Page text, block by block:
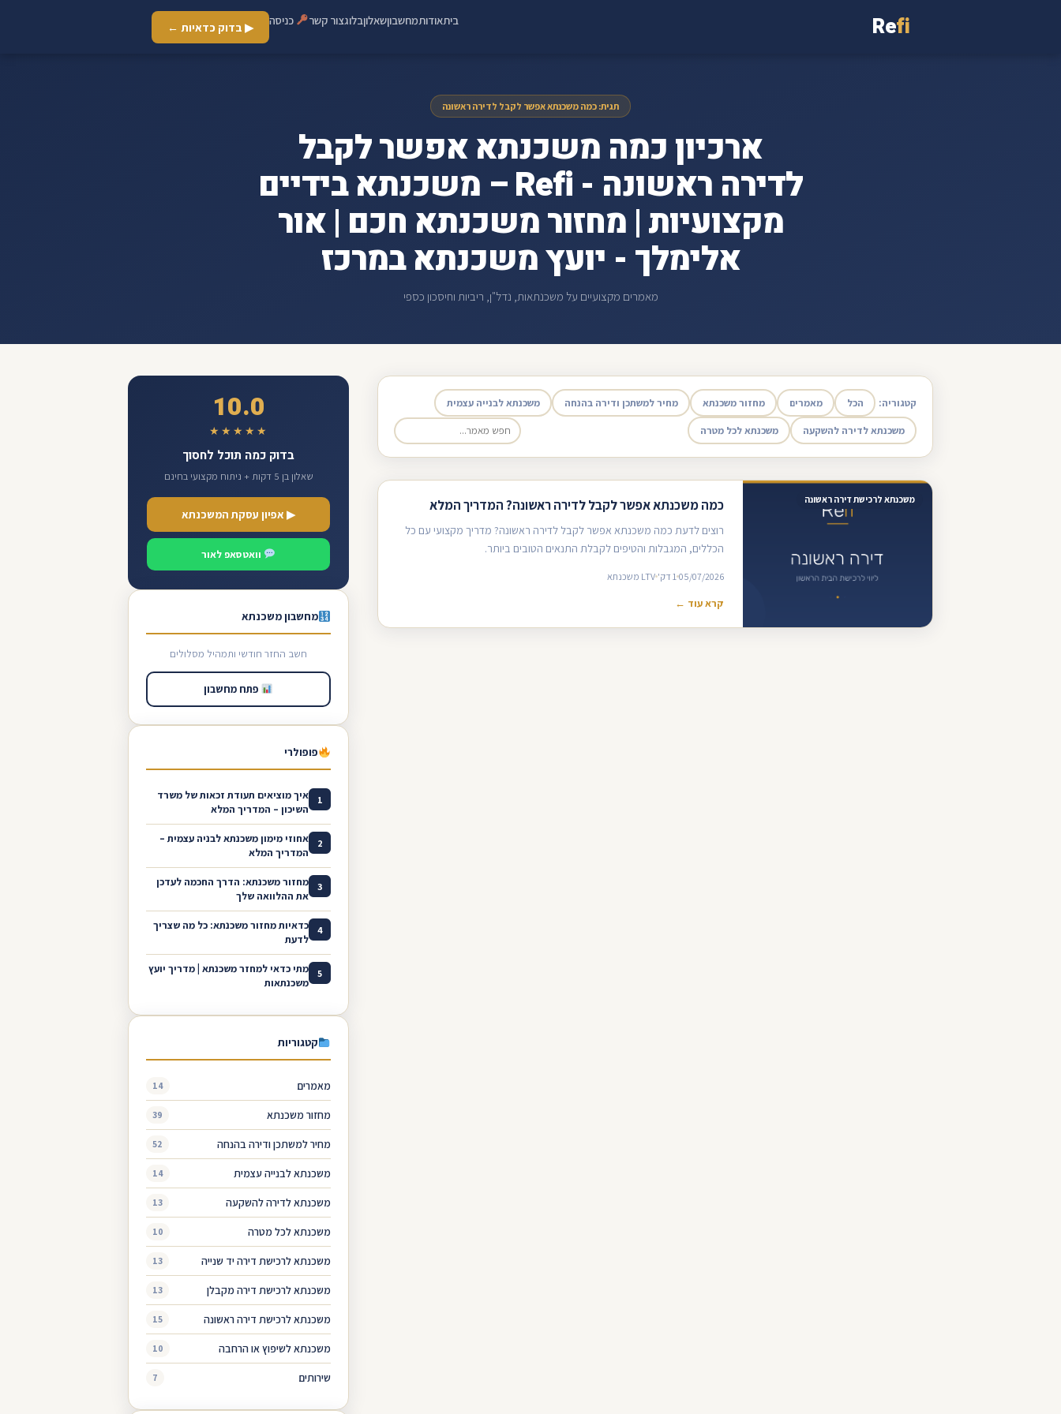
Refi ביתאודותמחשבוןשאלוןבלוגצור קשר כניסה ▶ בדוק כדאיות ←
תגית: כמה משכנתא אפשר לקבל לדירה ראשונה
ארכיון כמה משכנתא אפשר לקבל
לדירה ראשונה - Refi – משכנתא בידיים
מקצועיות | מחזור משכנתא חכם | אור
אלימלך - יועץ משכנתא במרכז
מאמרים מקצועיים על משכנתאות, נדל"ן, ריביות וחיסכון כספי
קטגוריה: הכל מאמרים מחזור משכנתא מחיר למשתכן ודירה בהנחה משכנתא לבנייה עצמית
משכנתא לדירה להשקעה משכנתא לכל מטרה
משכנתא לרכישת דירה ראשונה כמה משכנתא אפשר לקבל לדירה ראשונה? המדריך המלא
רוצים לדעת כמה משכנתא אפשר לקבל לדירה ראשונה? מדריך מקצועי עם כל
הכללים, המגבלות והטיפים לקבלת התנאים הטובים ביותר.
05/07/2026 1 דק' LTV משכנתא
קרא עוד ←
10.0
★★★★★
בדוק כמה תוכל לחסוך
שאלון בן 5 דקות + ניתוח מקצועי בחינם
▶ אפיון עסקת המשכנתא
וואטסאפ לאור
מחשבון משכנתא
חשב החזר חודשי ותמהיל מסלולים
פתח מחשבון
פופולרי
1
איך מוציאים תעודת זכאות של משרד
השיכון – המדריך המלא
2
אחוזי מימון משכנתא לבניה עצמית –
המדריך המלא
3
מחזור משכנתא: הדרך החכמה לעדכן
את ההלוואה שלך
4
כדאיות מחזור משכנתא: כל מה שצריך
לדעת
5
מתי כדאי למחזר משכנתא | מדריך יועץ
משכנתאות
קטגוריות
מאמרים 14
מחזור משכנתא 39
מחיר למשתכן ודירה בהנחה 52
משכנתא לבנייה עצמית 14
משכנתא לדירה להשקעה 13
משכנתא לכל מטרה 10
משכנתא לרכישת דירה יד שנייה 13
משכנתא לרכישת דירה מקבלן 13
משכנתא לרכישת דירה ראשונה 15
משכנתא לשיפוץ או הרחבה 10
שירותים 7